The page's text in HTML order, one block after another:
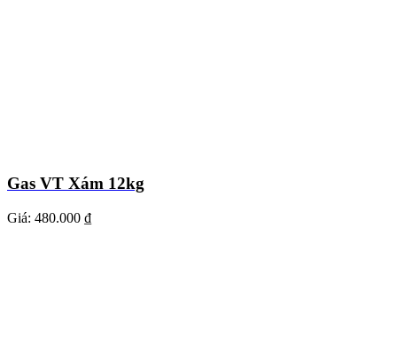
Gas VT Xám 12kg
Giá: 480.000 ₫